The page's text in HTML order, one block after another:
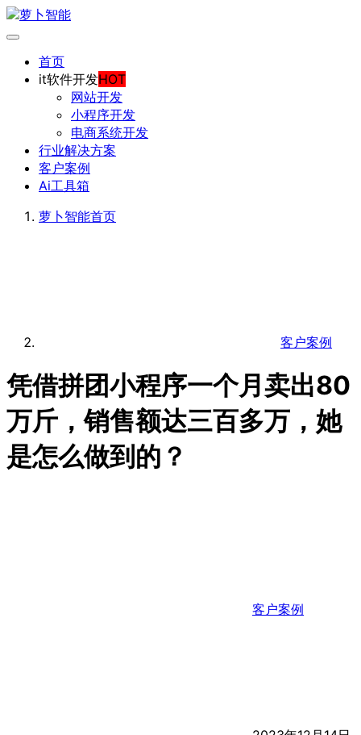
首页
it软件开发HOT
网站开发
小程序开发
电商系统开发
行业解决方案
客户案例
Ai工具箱
萝卜智能首页
客户案例
凭借拼团小程序一个月卖出80
万斤，销售额达三百多万，她
是怎么做到的？
客户案例